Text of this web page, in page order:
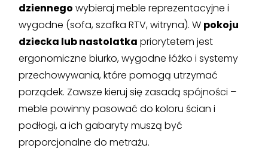
dziennego wybieraj meble reprezentacyjne i
wygodne (sofa, szafka RTV, witryna). W pokoju
dziecka lub nastolatka priorytetem jest
ergonomiczne biurko, wygodne łóżko i systemy
przechowywania, które pomogą utrzymać
porządek. Zawsze kieruj się zasadą spójności –
meble powinny pasować do koloru ścian i
podłogi, a ich gabaryty muszą być
proporcjonalne do metrażu.